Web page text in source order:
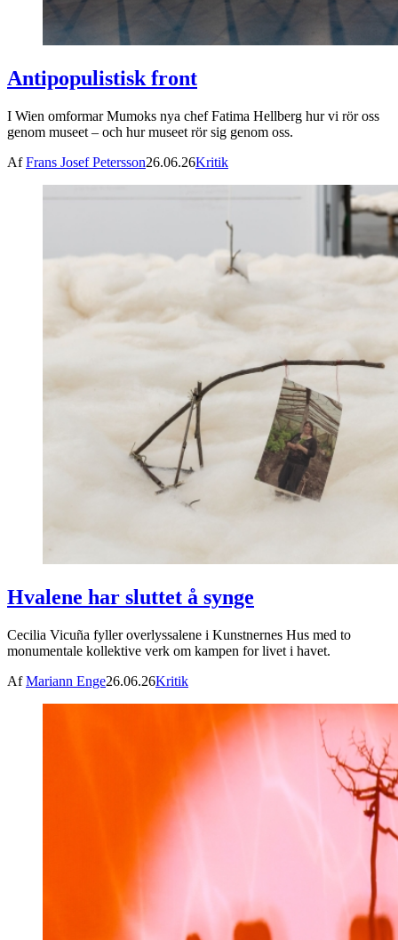
Antipopulistisk front
I Wien omformar Mumoks nya chef Fatima Hellberg hur vi rör oss
genom museet – och hur museet rör sig genom oss.
AfFrans Josef Petersson26.06.26Kritik
Hvalene har sluttet å synge
Cecilia Vicuña fyller overlyssalene i Kunstnernes Hus med to
monumentale kollektive verk om kampen for livet i havet.
AfMariann Enge26.06.26Kritik